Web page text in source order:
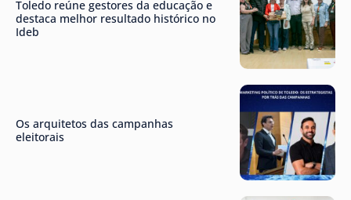
Toledo reúne gestores da educação e
destaca melhor resultado histórico no
Ideb
Os arquitetos das campanhas
eleitorais